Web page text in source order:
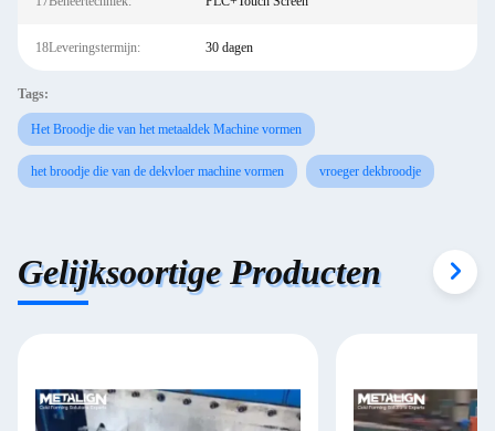
18Leveringstermijn: 30 dagen
Tags:
Het Broodje die van het metaaldek Machine vormen
het broodje die van de dekvloer machine vormen vroeger dekbroodje
Gelijksoortige Producten